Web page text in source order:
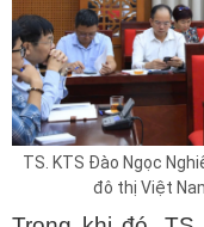
TS. KTS Đào Ngọc
đô thị Việt